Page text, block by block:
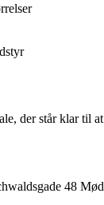
der står klar
48